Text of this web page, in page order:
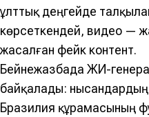
ұлттық деңгейде
көрсеткендей, видео —
жасалған фейк контент.
Бейнежазбада ЖИ-
байқалады: нысандардың
Бразилия құрамасының